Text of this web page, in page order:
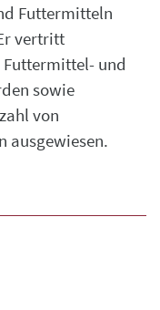
Futtermitteln
vertritt
und
sowie
von
ausgewiesen.